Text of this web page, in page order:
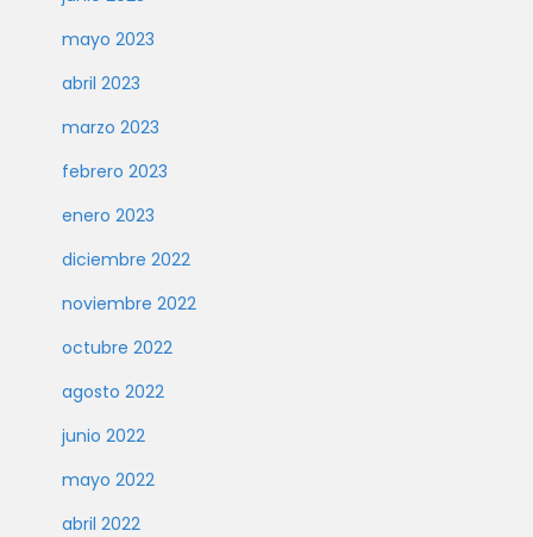
mayo 2023
abril 2023
marzo 2023
febrero 2023
enero 2023
diciembre 2022
noviembre 2022
octubre 2022
agosto 2022
junio 2022
mayo 2022
abril 2022